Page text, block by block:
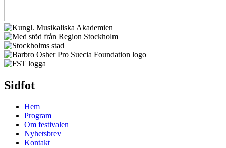
Sidfot
Hem
Program
Om festivalen
Nyhetsbrev
Kontakt